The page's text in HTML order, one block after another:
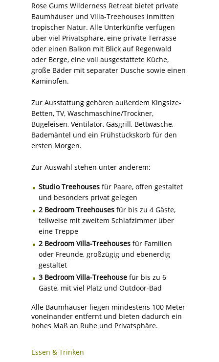
Rose Gums Wilderness Retreat bietet private
Baumhäuser und Villa-Treehouses inmitten
tropischer Natur. Alle Unterkünfte verfügen
über viel Privatsphäre, eine private Terrasse
oder einen Balkon mit Blick auf Regenwald
oder Berge, eine voll ausgestattete Küche,
große Bäder mit separater Dusche sowie einen
Kaminofen.
Zur Ausstattung gehören außerdem Kingsize-
Betten, TV, Waschmaschine/Trockner,
Bügeleisen, Ventilator, Gasgrill, Bettwäsche,
Bademäntel und ein Frühstückskorb für den
ersten Morgen.
Zur Auswahl stehen unter anderem:
Studio Treehouses für Paare, offen gestaltet
und besonders privat gelegen
2 Bedroom Treehouses für bis zu 4 Gäste,
teilweise mit zweitem Schlafzimmer über
eine Treppe
2 Bedroom Villa-Treehouses für Familien
oder Freunde, großzügig und ebenerdig
gestaltet
3 Bedroom Villa-Treehouse für bis zu 6
Gäste, mit viel Platz und Outdoor-Bad
Alle Baumhäuser liegen mindestens 100 Meter
voneinander entfernt und bieten dadurch ein
hohes Maß an Ruhe und Privatsphäre.
Essen & Trinken